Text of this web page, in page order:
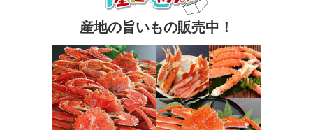
産地の旨いもの販売中！